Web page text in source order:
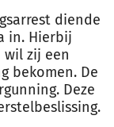
diende
in. Hierbij
wil zij een
bekomen. De
Deze